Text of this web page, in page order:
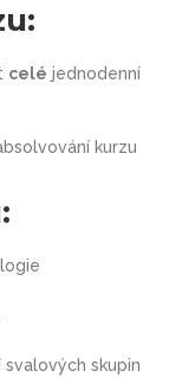
celé jednodenní
kurzu
skupin